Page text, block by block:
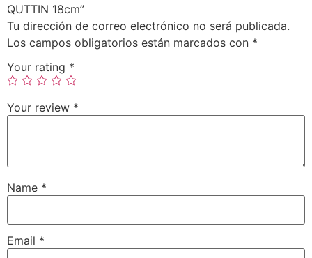
QUTTIN 18cm”
Tu dirección de correo electrónico no será publicada.
Los campos obligatorios están marcados con *
Your rating *
Your review *
Name *
Email *